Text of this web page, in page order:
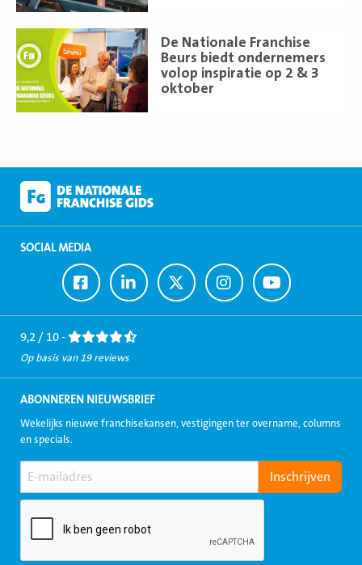
De Nationale Franchise
Beurs biedt ondernemers
volop inspiratie op 2 & 3
oktober
meer
SOCIAL MEDIA
Ga
naar
Facebook
Ga
naar
LinkedIn
Ga
naar
Twitter
Ga
naar
Instagram
Ga
naar
Youtube
9,2 / 10 -
Op basis van 19 reviews
ABONNEREN NIEUWSBRIEF
Wekelijks nieuwe franchisekansen, vestigingen ter overname, columns
en specials.